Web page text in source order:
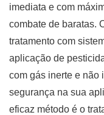
imediata e com
combate de baratas.
tratamento com
aplicação de
com gás inerte e não
segurança na sua
eficaz método é o